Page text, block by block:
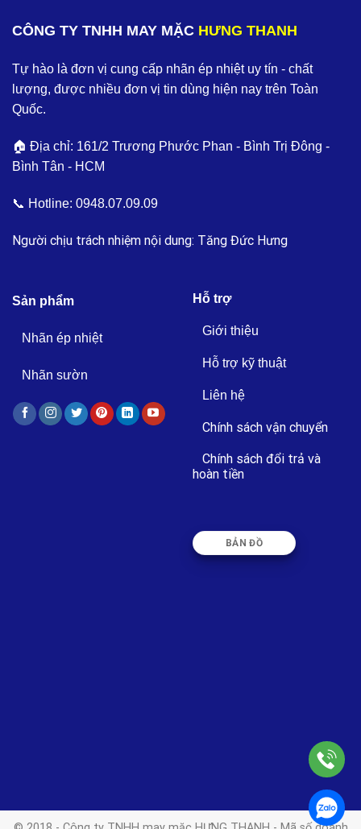
CÔNG TY TNHH MAY MẶC HƯNG THANH
Tự hào là đơn vị cung cấp nhãn ép nhiệt uy tín - chất
lượng, được nhiều đơn vị tin dùng hiện nay trên Toàn
Quốc.
🏠 Địa chỉ: 161/2 Trương Phước Phan - Bình Trị Đông -
Bình Tân - HCM
📞 Hotline: 0948.07.09.09
Người chịu trách nhiệm nội dung: Tăng Đức Hưng
Sản phẩm
Nhãn ép nhiệt
Nhãn sườn
Hỗ trợ
Giới thiệu
Hỗ trợ kỹ thuật
Liên hệ
Chính sách vận chuyển
Chính sách đổi trả và
hoàn tiền
BẢN ĐỒ